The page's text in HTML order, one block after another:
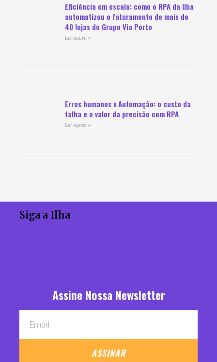
Eficiência em escala: como o RPA da Ilha
automatizou o faturamento de mais de
40 lojas do Grupo Via Porto
Ler agora »
Erros humanos x Automação: o custo da
falha e o valor da precisão com RPA
Ler agora »
Siga a Ilha
Assine Nossa Newsletter
ASSINAR